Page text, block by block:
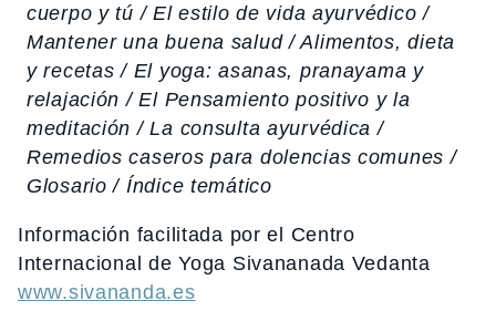
cuerpo y tú / El estilo de vida ayurvédico /
Mantener una buena salud / Alimentos, dieta
y recetas / El yoga: asanas, pranayama y
relajación / El Pensamiento positivo y la
meditación / La consulta ayurvédica /
Remedios caseros para dolencias comunes /
Glosario / Índice temático
Información facilitada por el Centro
Internacional de Yoga Sivananada Vedanta
www.sivananda.es